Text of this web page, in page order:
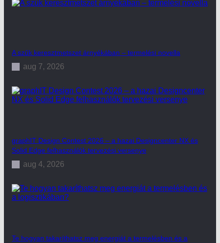
A szűk keresztmetszet árnyékában – termelési novella
aug 7, 2026
graphIT Design Contest 2026 – a hazai Designcenter NX és
Solid Edge felhasználók tervezési versenye
aug 4, 2026
Te hogyan takaríthatsz meg energiát a termelésben és a